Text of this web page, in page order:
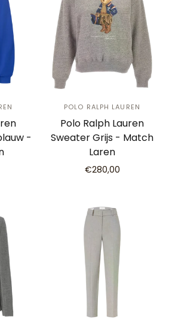
-
POLO RALPH LAUREN
Polo Ralph Lauren
Sweater Grijs - Match
Laren
€280,00